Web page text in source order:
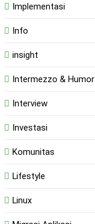
Implementasi
Info
insight
Intermezzo & Humor
Interview
Investasi
Komunitas
Lifestyle
Linux